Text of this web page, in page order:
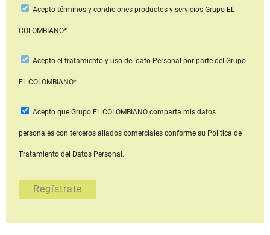
Aceptotérminos y condiciones productos y serviciosGrupo EL
COLOMBIANO*
Acepto el tratamiento y uso del dato Personal por parte del Grupo
EL COLOMBIANO*
Acepto que Grupo EL COLOMBIANOcomparta mis datos
personales con terceros aliados comerciales conforme su Política de
Tratamiento del Datos Personal.